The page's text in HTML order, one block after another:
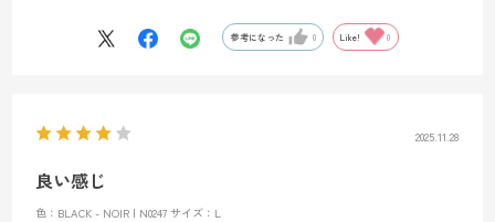
参考になった 0 Like! 0
2025.11.28
良い感じ
色：BLACK - NOIR | N0247 サイズ：L